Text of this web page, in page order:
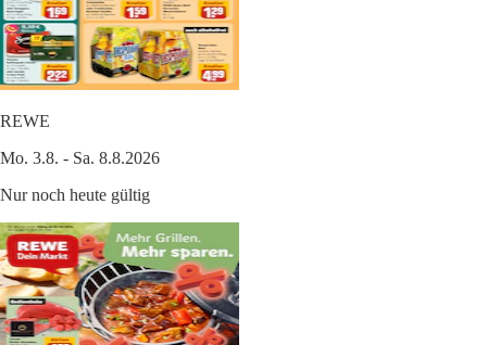
REWE
Mo. 3.8. - Sa. 8.8.2026
Nur noch heute gültig